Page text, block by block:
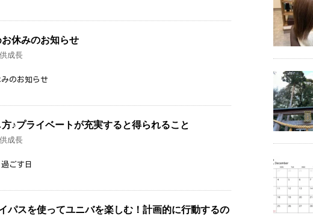
休みのお知らせ
成長
のお知らせ
♪プライベートが充実すると得られること
成長
ごす日
パスを使ってユニバを楽しむ！計画的に行動するの